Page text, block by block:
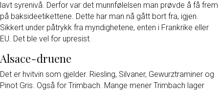
lavt syrenivå. Derfor var det munnfølelsen man prøvde å få frem
på baksideetikettene. Dette har man nå gått bort fra, igjen.
Sikkert under påtrykk fra myndighetene, enten i Frankrike eller
EU. Det ble vel for upresist.
Alsace-druene
Det er hvitvin som gjelder. Riesling, Silvaner, Gewurztraminer og
Pinot Gris. Også for Trimbach. Mange mener Trimbach lager